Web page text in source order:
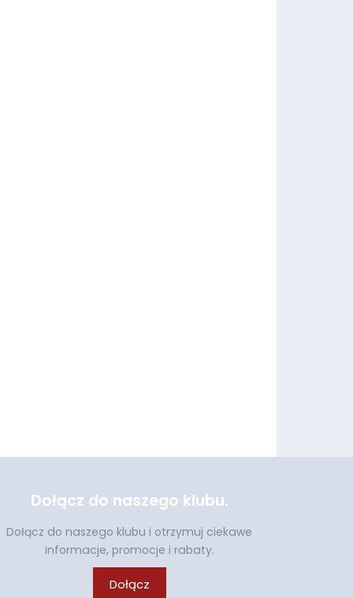
Dołącz do naszego klubu.
Dołącz do naszego klubu i otrzymuj ciekawe
informacje, promocje i rabaty.
Dołącz